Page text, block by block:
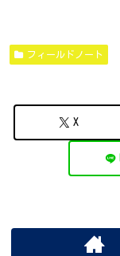
フィールドノート
X